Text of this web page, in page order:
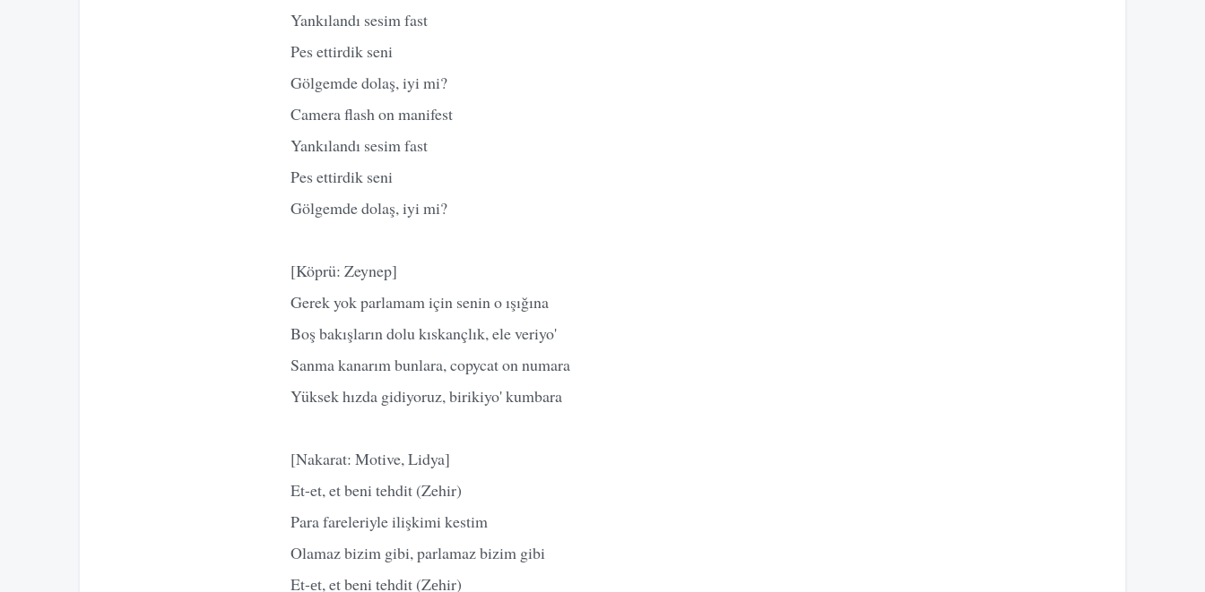
Yankılandı sesim fast
Pes ettirdik seni
Gölgemde dolaş, iyi mi?
Camera flash on manifest
Yankılandı sesim fast
Pes ettirdik seni
Gölgemde dolaş, iyi mi?
[Köprü: Zeynep]
Gerek yok parlamam için senin o ışığına
Boş bakışların dolu kıskançlık, ele veriyo'
Sanma kanarım bunlara, copycat on numara
Yüksek hızda gidiyoruz, birikiyo' kumbara
[Nakarat: Motive, Lidya]
Et-et, et beni tehdit (Zehir)
Para fareleriyle ilişkimi kestim
Olamaz bizim gibi, parlamaz bizim gibi
Et-еt, et beni tehdit (Zеhir)